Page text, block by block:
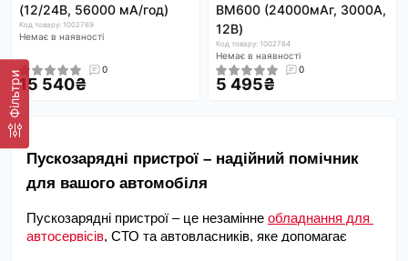
Фільтри
(12/24В, 56000 мА/год)
Код товару: 1002769
Немає в наявності
0
15 540₴
BM600 (24000мАг, 3000А,
12В)
Код товару: 1002784
Немає в наявності
0
5 495₴
Пускозарядні пристрої – надійний помічник
для вашого автомобіля
Пускозарядні пристрої – це незамінне обладнання для
автосервісів, СТО та автовласників, яке допомагає